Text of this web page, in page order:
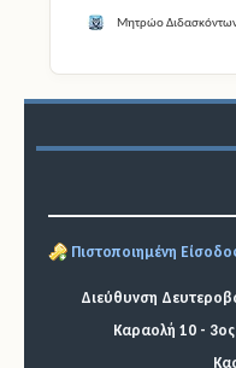
Μητρώο
Πιστοποιημένη
Διεύθυνση
Καραολή 10 -